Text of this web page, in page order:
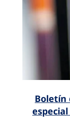
Boletín